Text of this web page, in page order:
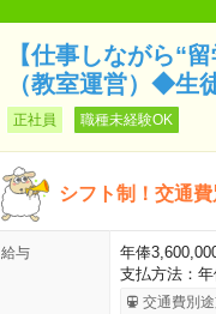
【仕事しながら“
（教室運営）◆生
正社員 職種未経験OK
シフト制！交通
給与
年俸
支払方法：
交通費別